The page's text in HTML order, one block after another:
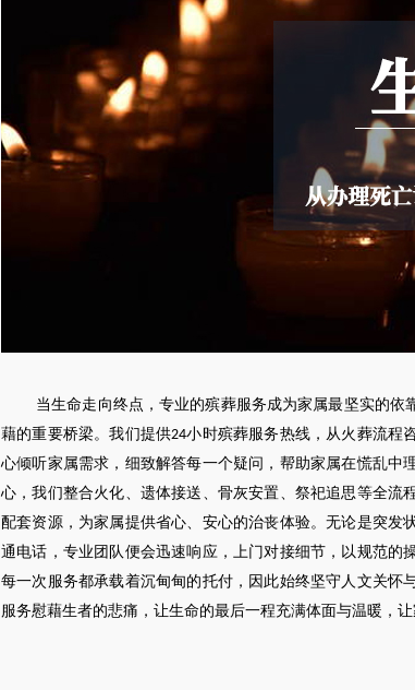
当生命走向终点，专业的殡葬服务成为家属最坚实的
藉的重要桥梁。我们提供24小时殡葬服务热线，从火葬流程
心倾听家属需求，细致解答每一个疑问，帮助家属在慌乱中
心，我们整合火化、遗体接送、骨灰安置、祭祀追思等全流
配套资源，为家属提供省心、安心的治丧体验。无论是突
通电话，专业团队便会迅速响应，上门对接细节，以规范的
每一次服务都承载着沉甸甸的托付，因此始终坚守人文关怀
服务慰藉生者的悲痛，让生命的最后一程充满体面与温暖，